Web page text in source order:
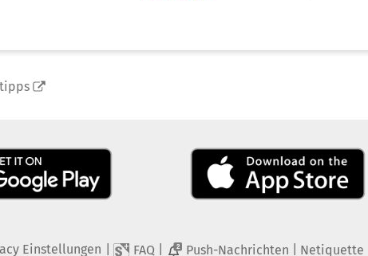
Einstellungen FAQ 2 Push-Nachrichten Netiquette